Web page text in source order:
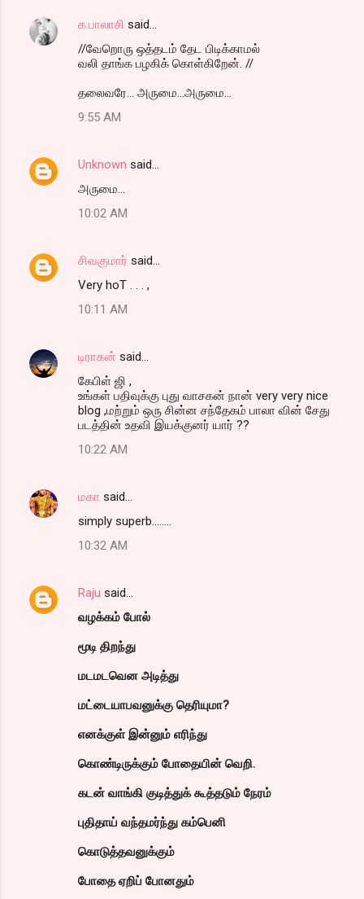
க.பாலாசி said…
//வேறொரு ஒத்தடம் தேட பிடிக்காமல்
வலி தாங்க பழகிக் கொள்கிறேன். //
தலைவரே... அருமை...அருமை...
9:55 AM
Unknown said…
அருமை...
10:02 AM
சிவகுமார் said…
Very hoT . . . ,
10:11 AM
டிராகன் said…
கேபிள் ஜி ,
உங்கள் பதிவுக்கு புது வாசகன் நான் very very nice
blog ,மற்றும் ஒரு சின்ன சந்தேகம் பாலா வின் சேது
படத்தின் உதவி இயக்குனர் யார் ??
10:22 AM
மகா said…
simply superb........
10:32 AM
Raju said…
வழக்கம் போல்
மூடி திற‌ந்து
மடமடவென அடித்து
மட்டையாப‌வனுக்கு தெரியுமா?
எனக்குள் இன்னும் எரிந்து
கொண்டிருக்கும் போதையின் வெறி.
கடன் வாங்கி குடித்துக் கூத்தடும் நேரம்
புதிதாய் வந்தமர்ந்து கம்பெனி
கொடுத்தவனுக்கும்
போதை ஏறிப் போனதும்